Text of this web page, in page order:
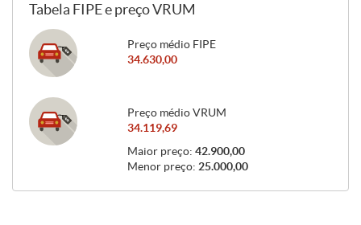
Tabela FIPE e preço VRUM
Preço médio FIPE
34.630,00
Preço médio VRUM
34.119,69
Maior preço: 42.900,00
Menor preço: 25.000,00